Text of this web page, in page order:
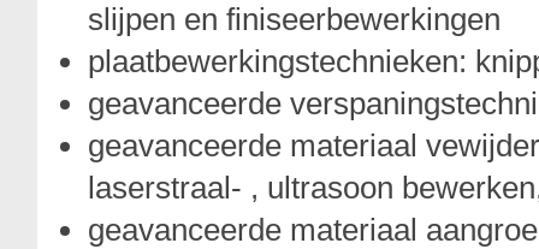
slijpen en finiseerbewerkingen
plaatbewerkingstechnieken:
geavanceerde
geavanceerde materiaal
laserstraal- , ultrasoon
geavanceerde materiaal